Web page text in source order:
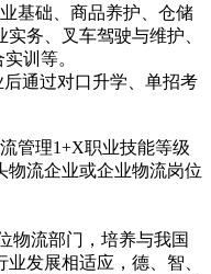
基础、商品养护、仓储
务、叉车驾驶与维护、
训等。
通过对口升学、单招考
管理1+X职业技能等级
物流企业或企业物流岗位
物流部门，培养与我国
发展相适应，德、智、